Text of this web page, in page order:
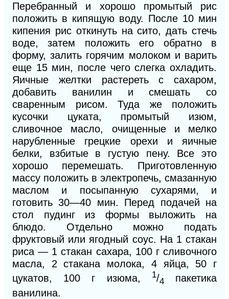
Перебранный и хорошо промытый рис
положить в кипящую воду. После 10 мин
кипения рис откинуть на сито, дать стечь
воде, затем положить его обратно в
форму, залить горячим молоком и варить
еще 15 мин, после чего слегка охладить.
Яичные желтки растереть с сахаром,
добавить ванилин и смешать со
сваренным рисом. Туда же положить
кусочки цуката, промытый изюм,
сливочное масло, очищенные и мелко
нарубленные грецкие орехи и яичные
белки, взбитые в густую пену. Все это
хорошо перемешать. Приготовленную
массу положить в электропечь, смазанную
маслом и посыпанную сухарями, и
готовить 30—40 мин. Перед подачей на
стол пудинг из формы выложить на
блюдо. Отдельно можно подать
фруктовый или ягодный соус. На 1 стакан
риса — 1 стакан сахара, 100 г сливочного
масла, 2 стакана молока, 4 яйца, 50 г
цукатов, 100 г изюма,
1/4
пакетика
ванилина.